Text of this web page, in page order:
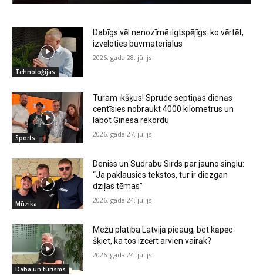
Tehnoloģijas
Dabīgs vēl nenozīmē ilgtspējīgs: ko vērtēt,
izvēloties būvmateriālus
2026. gada 28. jūlijs
Sports
Turam īkšķus! Sprude septiņās dienās
centīsies nobraukt 4000 kilometrus un
labot Ginesa rekordu
2026. gada 27. jūlijs
Mūzika
Deniss un Sudrabu Sirds par jauno singlu:
“Ja paklausies tekstos, tur ir diezgan
dziļas tēmas”
2026. gada 24. jūlijs
Daba un tūrisms
Mežu platība Latvijā pieaug, bet kāpēc
šķiet, ka tos izcērt arvien vairāk?
2026. gada 24. jūlijs